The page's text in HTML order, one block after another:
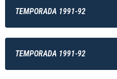
TEMPORADA 1991-92
TEMPORADA 1991-92